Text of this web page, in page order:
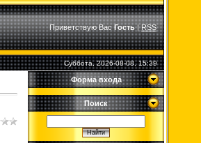
Приветствую Вас Гость|RSS
Суббота, 2026-08-08, 15:39
Форма входа
Поиск